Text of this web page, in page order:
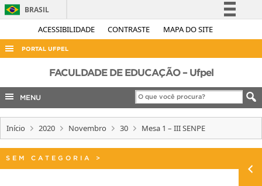
ACESSIBILIDADE CONTRASTE MAPA DO SITE
BRASIL
Simplifique!
Acesso à informação
Legislação
Canais
PORTAL UFPEL
ACESSO À INFORMAÇÃO
AUDITORIA
COBALTO
CONCURSOS
EDITAIS
INTERNACIONAL
FACULDADE DE EDUCAÇÃO – Ufpel
MENU
Início 2020 Novembro 30 Mesa 1 – III SENPE
SEM CATEGORIA >